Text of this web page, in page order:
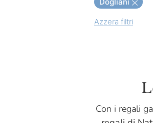
Apiarium
Babbi
Billecart
Azzera filtri
Con i regali